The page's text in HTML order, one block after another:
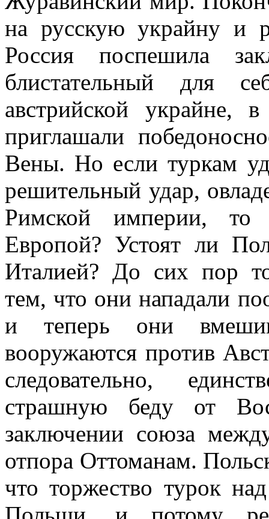
на русскую украйну и
Россия поспешила
блистательный для
австрийской украйне,
приглашали
Вены. Но если туркам
решительный удар,
Римской империи, то
Европой? Устоят ли
Италией? До сих пор
тем, что они нападали
и теперь они
вооружаются против
следовательно,
страшную беду от
заключении союза
отпора Оттоманам.
что торжество турок